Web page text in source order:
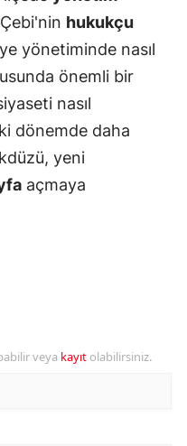
hukukçu
yönetiminde nasıl
önemli bir
nasıl
dönemde daha
yeni
açmaya
veya kayıt olabilirsiniz.